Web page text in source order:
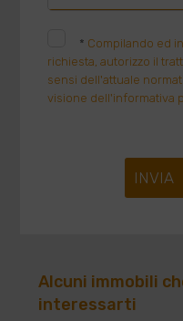
* Compilando ed
richiesta, autorizzo il
sensi dell'attuale
visione dell'informativa
INVIA
Alcuni immobili
interessarti